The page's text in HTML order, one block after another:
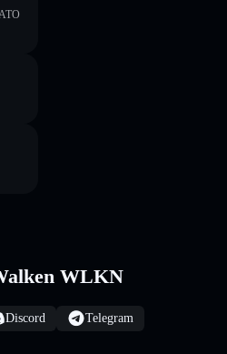
WLKN
Discord Telegram